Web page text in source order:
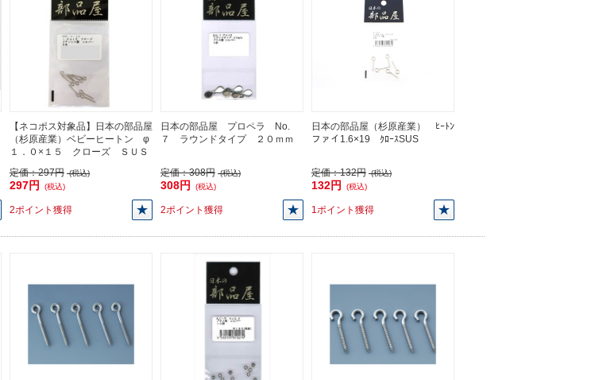
【ネコポス対象品】日本の部品屋
（杉原産業）ベビーヒートン φ
１．０×１５ クローズ ＳＵＳ
定価：297円 (税込)
297円 (税込)
2ポイント獲得
日本の部品屋 プロペラ No.
７ ラウンドタイプ ２０ｍｍ
定価：308円 (税込)
308円 (税込)
2ポイント獲得
日本の部品屋（杉原産業） ﾋｰﾄﾝ
ファイ1.6×19 ｸﾛｰｽSUS
定価：132円 (税込)
132円 (税込)
1ポイント獲得